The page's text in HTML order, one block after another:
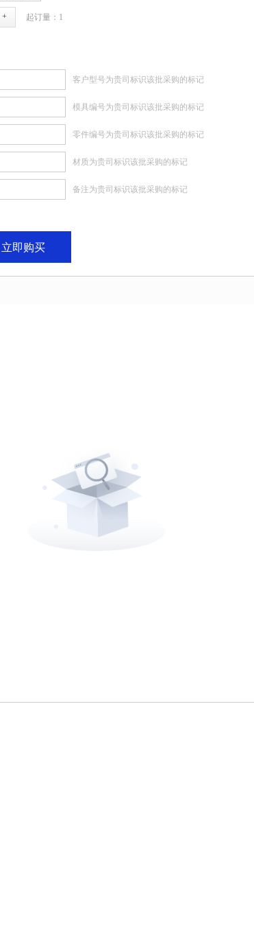
+ 起订量： 1
客户型号为贵司标识该批采购的标记
模具编号为贵司标识该批采购的标记
零件编号为贵司标识该批采购的标记
材质为贵司标识该批采购的标记
备注为贵司标识该批采购的标记
立即购买